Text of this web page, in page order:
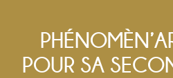
POUR SA